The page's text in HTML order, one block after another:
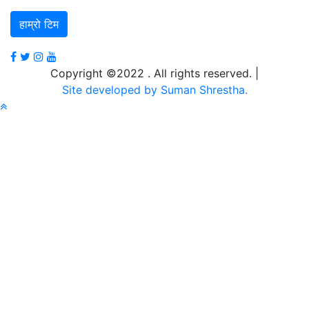
हाम्रो टिम
Copyright ©2022 . All rights reserved.
Site developed by Suman Shrestha.